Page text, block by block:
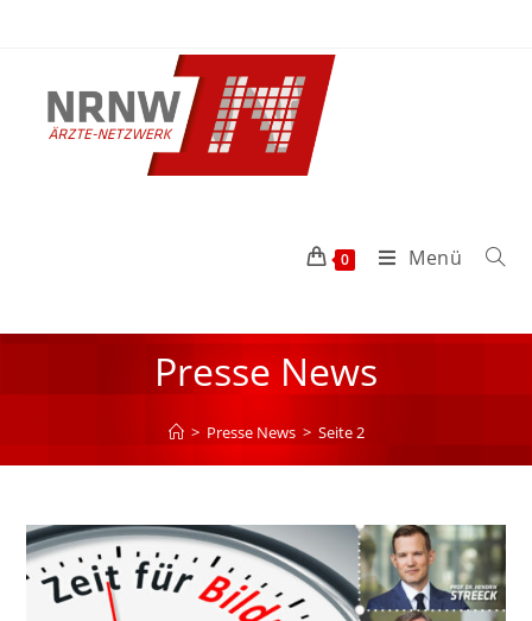
0 Menü
Presse News
> Presse News > Seite 2